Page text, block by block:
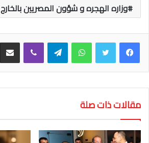
وزاره الهجره و شؤون المصريين بالخارج
واتساب تيلقرام
مقالات ذات صلة